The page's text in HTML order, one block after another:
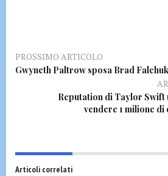
PROSSIMO ARTICOLO
Gwyneth Paltrow sposa Brad
Reputation di Taylor Swift
vendere 1 milione di
Articoli correlati